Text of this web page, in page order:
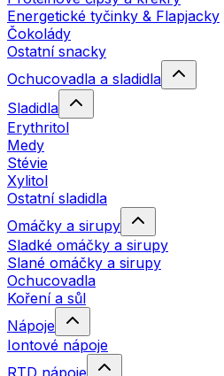
Energetické tyčinky & Flapjacky
Čokolády
Ostatní snacky
Ochucovadla a sladidla
Sladidla
Erythritol
Medy
Stévie
Xylitol
Ostatní sladidla
Omáčky a sirupy
Sladké omáčky a sirupy
Slané omáčky a sirupy
Ochucovadla
Koření a sůl
Nápoje
Iontové nápoje